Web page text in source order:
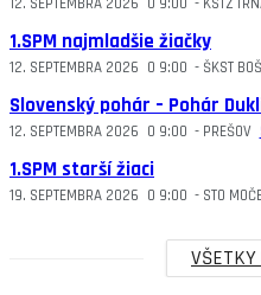
1.SPM najmladšie žiačky
12. SEPTEMBRA 2026 O 9:00 - ŠKST
Slovenský pohár – Pohár
12. SEPTEMBRA 2026 O 9:00 - PREŠOV
1.SPM starší žiaci
19. SEPTEMBRA 2026 O 9:00 - STO
VŠETKY